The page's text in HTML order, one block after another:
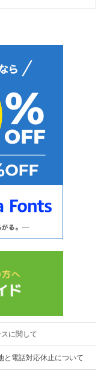
に関して
電話対応休止について